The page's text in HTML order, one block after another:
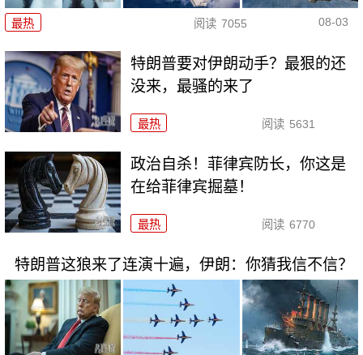
最热 阅读 7055 08-03
特朗普要对伊朗动手？最狠的还
没来，最骚的来了
最热 阅读 5631
政治自杀！菲律宾防长，你这是
在给菲律宾掘墓！
最热 阅读 6770
特朗普这狼来了连演十遍，伊朗：你猜我信不信？